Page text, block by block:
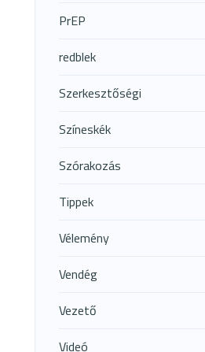
PrEP
redblek
Szerkesztőségi
Színeskék
Szórakozás
Tippek
Vélemény
Vendég
Vezető
Videó